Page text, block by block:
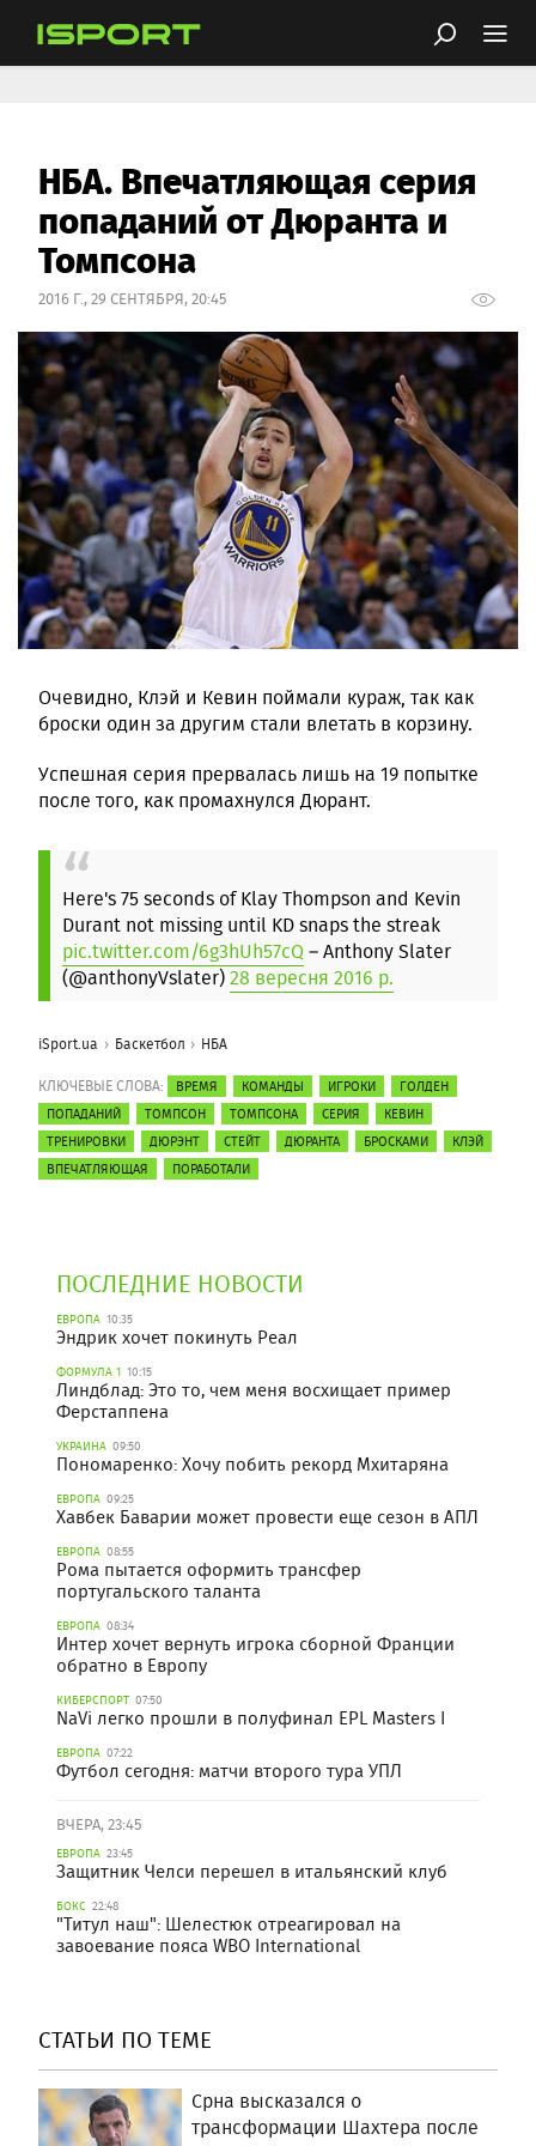
НБА. Впечатляющая серия
попаданий от Дюранта и
Томпсона
2016 Г., 29 СЕНТЯБРЯ, 20:45
Очевидно, Клэй и Кевин поймали кураж, так как
броски один за другим стали влетать в корзину.
Успешная серия прервалась лишь на 19 попытке
после того, как промахнулся Дюрант.
Here's 75 seconds of Klay Thompson and Kevin
Durant not missing until KD snaps the streak
pic.twitter.com/6g3hUh57cQ– Anthony Slater
(@anthonyVslater)28 вересня 2016 р.
iSport.ua Баскетбол НБА
КЛЮЧЕВЫЕ СЛОВА: ВРЕМЯ КОМАНДЫ ИГРОКИ
ГОЛДЕН
ПОПАДАНИЙ
ТОМПСОН ТОМПСОНА СЕРИЯ
КЕВИН
ТРЕНИРОВКИ
ДЮРЭНТ СТЕЙТ ДЮРАНТА БРОСКАМИ
КЛЭЙ
ВПЕЧАТЛЯЮЩАЯ
ПОРАБОТАЛИ
ПОСЛЕДНИЕ НОВОСТИ
ЕВРОПА 10:35
Эндрик хочет покинуть Реал
ФОРМУЛА 1 10:15
Линдблад: Это то, чем меня восхищает пример
Ферстаппена
УКРАИНА 09:50
Пономаренко: Хочу побить рекорд Мхитаряна
ЕВРОПА 09:25
Хавбек Баварии может провести еще сезон в АПЛ
ЕВРОПА 08:55
Рома пытается оформить трансфер
португальского таланта
ЕВРОПА 08:34
Интер хочет вернуть игрока сборной Франции
обратно в Европу
КИБЕРСПОРТ 07:50
NaVi легко прошли в полуфинал EPL Masters I
ЕВРОПА 07:22
Футбол сегодня: матчи второго тура УПЛ
ВЧЕРА, 23:45
ЕВРОПА 23:45
Защитник Челси перешел в итальянский клуб
БОКС 22:48
"Титул наш": Шелестюк отреагировал на
завоевание пояса WBO International
СТАТЬИ ПО ТЕМЕ
Срна высказался о
трансформации Шахтера после